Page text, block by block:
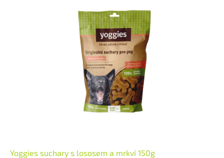
Yoggies suchary s lososem a mrkví 150g